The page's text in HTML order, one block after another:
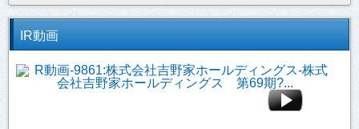
IR動画